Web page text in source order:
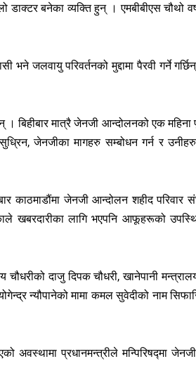
डाक्टर बनेका व्यक्ति हुन् । एमबीबीएस चौथो
भने जलवायु परिवर्तनको मुद्दामा पैरवी गर्ने
बिहीबार मात्रै जेनजी आन्दोलनको एक महिना
जेनजीका मागहरु सम्बोधन गर्न र
काठमाडौंमा जेनजी आन्दोलन शहीद परिवार
खबरदारीका लागि भएपनि आफूहरूको
दाजु दिपक चौधरी, खानेपानी
न्यौपानेको मामा कमल सुवेदीको नाम
अवस्थामा प्रधानमन्त्रीले मन्पिरिषद्मा